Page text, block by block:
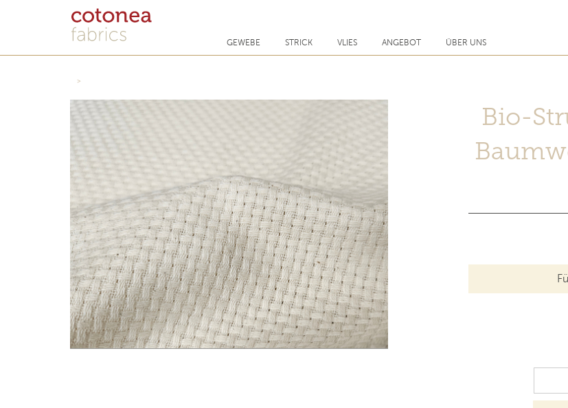
GEWEBE STRICK VLIES ANGEBOT ÜBER UNS
Bio-